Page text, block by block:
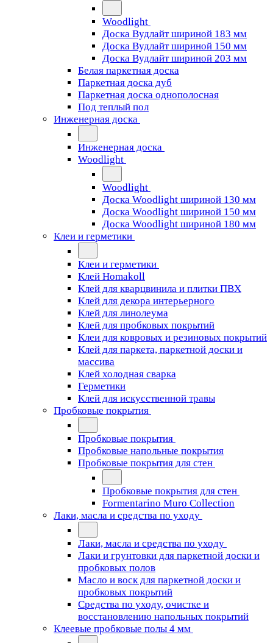
Woodlight
Доска Вудлайт шириной 183 мм
Доска Вудлайт шириной 150 мм
Доска Вудлайт шириной 203 мм
Белая паркетная доска
Паркетная доска дуб
Паркетная доска однополосная
Под теплый пол
Инженерная доска
Инженерная доска
Woodlight
Woodlight
Доска Woodlight шириной 130 мм
Доска Woodlight шириной 150 мм
Доска Woodlight шириной 180 мм
Клеи и герметики
Клеи и герметики
Клей Homakoll
Клей для кварцвинила и плитки ПВХ
Клей для декора интерьерного
Клей для линолеума
Клей для пробковых покрытий
Клеи для ковровых и резиновых покрытий
Клей для паркета, паркетной доски и
массива
Клей холодная сварка
Герметики
Клей для искусственной травы
Пробковые покрытия
Пробковые покрытия
Пробковые напольные покрытия
Пробковые покрытия для стен
Пробковые покрытия для стен
Formentarino Muro Collection
Лаки, масла и средства по уходу
Лаки, масла и средства по уходу
Лаки и грунтовки для паркетной доски и
пробковых полов
Масло и воск для паркетной доски и
пробковых покрытий
Средства по уходу, очистке и
восстановлению напольных покрытий
Клеевые пробковые полы 4 мм